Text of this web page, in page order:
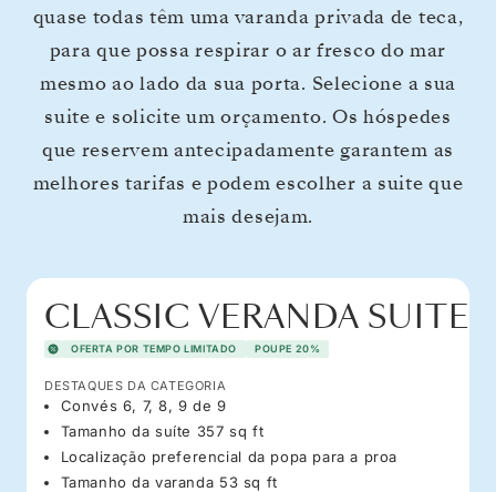
quase todas têm uma varanda privada de teca,
para que possa respirar o ar fresco do mar
mesmo ao lado da sua porta. Selecione a sua
suite e solicite um orçamento. Os hóspedes
que reservem antecipadamente garantem as
melhores tarifas e podem escolher a suite que
mais desejam.
CLASSIC VERANDA SUITE
OFERTA POR TEMPO LIMITADO POUPE 20%
DESTAQUES DA CATEGORIA
Convés 6, 7, 8, 9 de 9
Tamanho da suíte 357 sq ft
Localização preferencial da popa para a proa
Tamanho da varanda 53 sq ft